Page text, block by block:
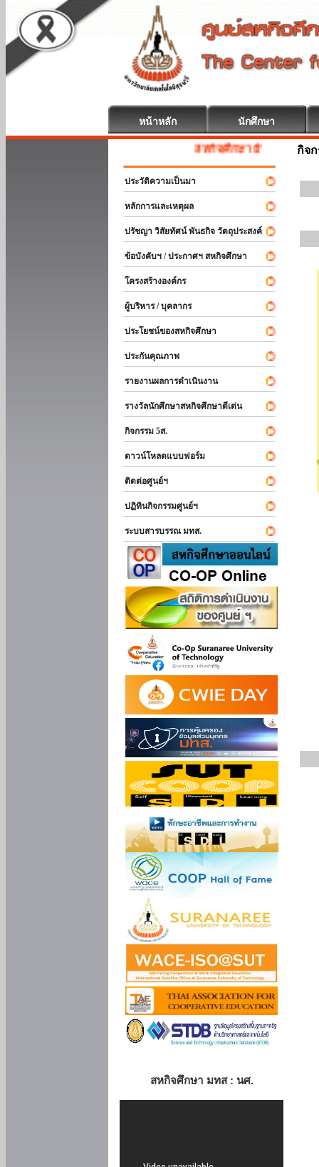
หน้าหลัก นักศึกษา
สหกิจศึกษา ยินดีต้อนรับ
ประวัติความเป็นมา
หลักการและเหตุผล
ปรัชญา วิสัยทัศน์ พันธกิจ วัตถุประสงค์
ข้อบังคับฯ / ประกาศฯ สหกิจศึกษา
โครงสร้างองค์กร
ผู้บริหาร / บุคลากร
ประโยชน์ของสหกิจศึกษา
ประกันคุณภาพ
รายงานผลการดำเนินงาน
รางวัลนักศึกษาสหกิจศึกษาดีเด่น
กิจกรรม 5ส.
ดาวน์โหลดแบบฟอร์ม
ติดต่อศูนย์ฯ
ปฏิทินกิจกรรมศูนย์ฯ
ระบบสารบรรณ มทส.
สหกิจศึกษา มทส : นศ.
กิจ